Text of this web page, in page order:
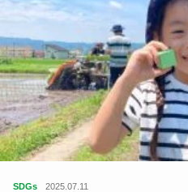
SDGs 2025.07.11